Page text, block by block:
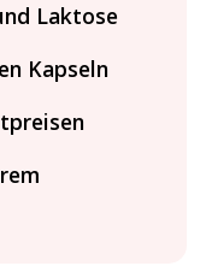
Laktose
Kapseln